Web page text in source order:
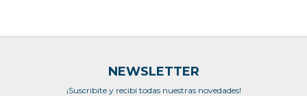
NEWSLETTER
¡Suscribite y recibí todas nuestras novedades!